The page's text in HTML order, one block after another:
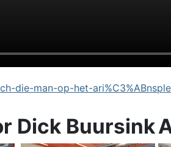
die-man-op-het-
Dick Buursink